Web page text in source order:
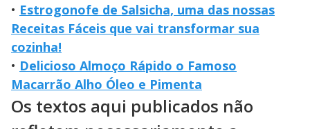
• Estrogonofe de Salsicha, uma das nossas
Receitas Fáceis que vai transformar sua
cozinha!
• Delicioso Almoço Rápido o Famoso
Macarrão Alho Óleo e Pimenta
Os textos aqui publicados não